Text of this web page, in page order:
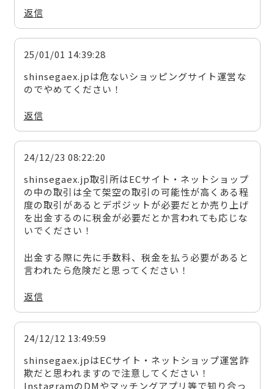
返信
25/01/01 14:39:28
shinsegaex.jpは危ないショッピングサイト運営な
のでやめてください！
返信
24/12/23 08:22:20
shinsegaex.jp取引所はECサイト・ネットショップ
の中の取引は全て架空の取引の可能性が高くある程
度の取引があるとデポジットが必要だとか売り上げ
を出金するのに税金が必要だとか言われても応じな
いでください！
出金する際に先に手数料、税金を払う必要があると
言われたら危険だと思ってください！
返信
24/12/12 13:49:59
shinsegaex.jpはECサイト・ネットショップ運営詐
欺だと思われますので注意してください！
InstagramのDMやマッチングアプリ等で知り合っ